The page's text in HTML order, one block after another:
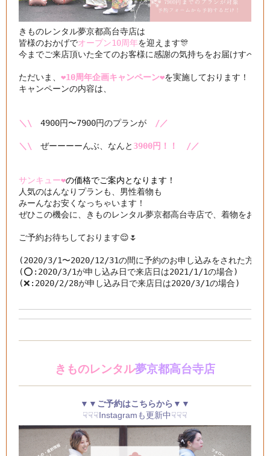
きものレンタル夢京都高台寺店は
皆様のおかげでオープン10周年を迎えます🎊
今までご来店頂いた全てのお客様に感謝の気持ちをお届けすべく
ただいま、 ❤️10周年企画キャンペーン❤️を実施しております！
キャンペーンの内容は、
＼\ 4900円〜7900円のプランが /／
＼\ ぜーーーーんぶ、なんと 3900円！！　/／
サンキュー❤️の価格でご案内となります！
人気のはんなりプランも、男性着物も
みーんなお安くなっちゃいます！
ぜひこの機会に、きものレンタル夢京都高台寺店で、着物をお楽
ご予約お待ちしております😌🌷
(2020/3/1〜2020/12/31の間に予約のお申し込みをされた方が
(⭕️:2020/3/1が申し込み日で来店日は2021/1/1の場合)
(❌:2020/2/28が申し込み日で来店日は2020/3/1の場合)
きものレンタル夢京都高台寺店
▼▼ご予約はこちらから▼▼
☟☟☟Instagramも更新中☟☟☟